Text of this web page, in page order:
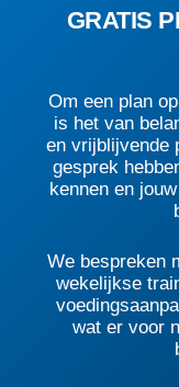
GRATIS
Om een plan
is het van
en vrijblijvende
gesprek
kennen en
We bespreken
wekelijkse
wat er voor